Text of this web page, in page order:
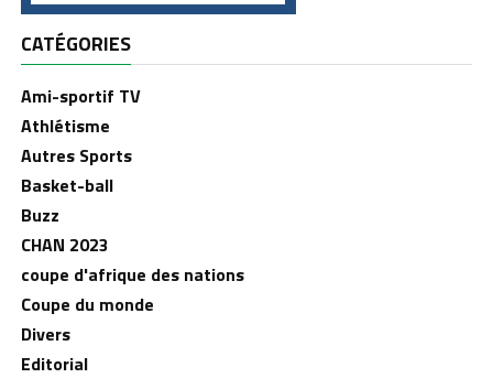
CATÉGORIES
Ami-sportif TV
Athlétisme
Autres Sports
Basket-ball
Buzz
CHAN 2023
coupe d'afrique des nations
Coupe du monde
Divers
Editorial